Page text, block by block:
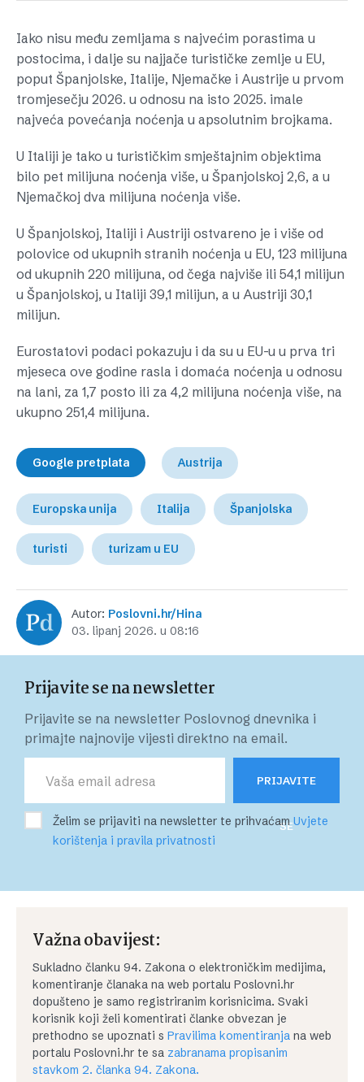
Iako nisu među zemljama s najvećim porastima u
postocima, i dalje su najjače turističke zemlje u EU,
poput Španjolske, Italije, Njemačke i Austrije u prvom
tromjesečju 2026. u odnosu na isto 2025. imale
najveća povećanja noćenja u apsolutnim brojkama.
U Italiji je tako u turističkim smještajnim objektima
bilo pet milijuna noćenja više, u Španjolskoj 2,6, a u
Njemačkoj dva milijuna noćenja više.
U Španjolskoj, Italiji i Austriji ostvareno je i više od
polovice od ukupnih stranih noćenja u EU, 123 milijuna
od ukupnih 220 milijuna, od čega najviše ili 54,1 milijun
u Španjolskoj, u Italiji 39,1 milijun, a u Austriji 30,1
milijun.
Eurostatovi podaci pokazuju i da su u EU-u u prva tri
mjeseca ove godine rasla i domaća noćenja u odnosu
na lani, za 1,7 posto ili za 4,2 milijuna noćenja više, na
ukupno 251,4 milijuna.
Google pretplata Austrija
Europska unija Italija Španjolska
turisti turizam u EU
Autor: Poslovni.hr/Hina
03. lipanj 2026. u 08:16
Prijavite se na newsletter
Prijavite se na newsletter Poslovnog dnevnika i
primajte najnovije vijesti direktno na email.
PRIJAVITE
SE
Želim se prijaviti na newsletter te prihvaćamUvjete
korištenja i pravila privatnosti
Važna obavijest:
Sukladno članku 94. Zakona o elektroničkim medijima,
komentiranje članaka na web portalu Poslovni.hr
dopušteno je samo registriranim korisnicima. Svaki
korisnik koji želi komentirati članke obvezan je
prethodno se upoznati s Pravilima komentiranja na web
portalu Poslovni.hr te sa zabranama propisanim
stavkom 2. članka 94. Zakona.